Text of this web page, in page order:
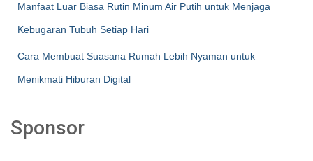
Manfaat Luar Biasa Rutin Minum Air Putih untuk Menjaga
Kebugaran Tubuh Setiap Hari
Cara Membuat Suasana Rumah Lebih Nyaman untuk
Menikmati Hiburan Digital
Sponsor